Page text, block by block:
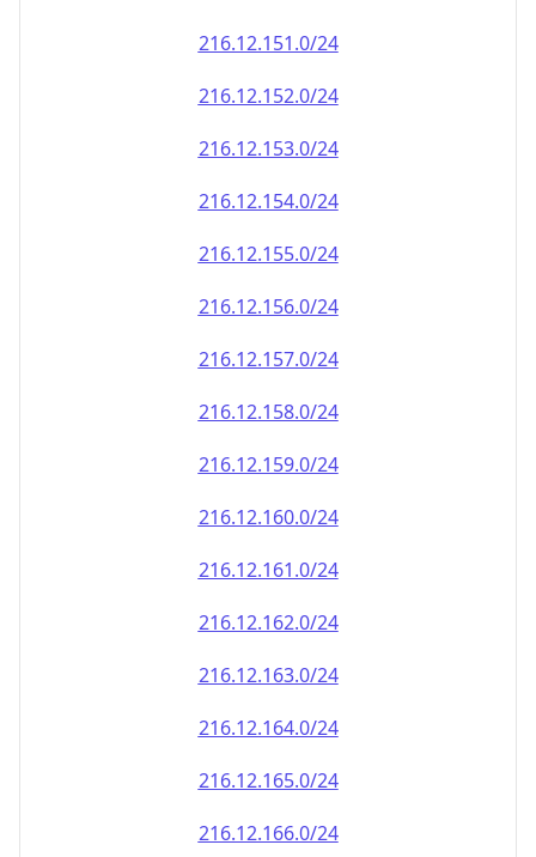
216.12.151.0/24
216.12.152.0/24
216.12.153.0/24
216.12.154.0/24
216.12.155.0/24
216.12.156.0/24
216.12.157.0/24
216.12.158.0/24
216.12.159.0/24
216.12.160.0/24
216.12.161.0/24
216.12.162.0/24
216.12.163.0/24
216.12.164.0/24
216.12.165.0/24
216.12.166.0/24